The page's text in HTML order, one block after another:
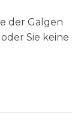
der Galgen
Sie keine